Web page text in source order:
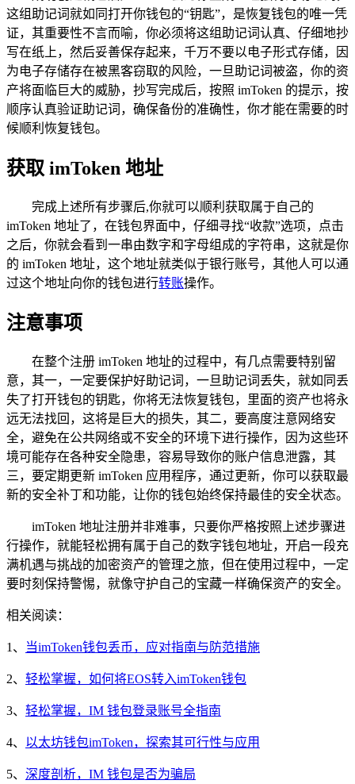
这组助记词就如同打开你钱包的“钥匙”，是恢复钱包的唯一凭
证，其重要性不言而喻，你必须将这组助记词认真、仔细地抄
写在纸上，然后妥善保存起来，千万不要以电子形式存储，因
为电子存储存在被黑客窃取的风险，一旦助记词被盗，你的资
产将面临巨大的威胁，抄写完成后，按照 imToken 的提示，按
顺序认真验证助记词，确保备份的准确性，你才能在需要的时
候顺利恢复钱包。
获取 imToken 地址
完成上述所有步骤后,你就可以顺利获取属于自己的
imToken 地址了，在钱包界面中，仔细寻找“收款”选项，点击
之后，你就会看到一串由数字和字母组成的字符串，这就是你
的 imToken 地址，这个地址就类似于银行账号，其他人可以通
过这个地址向你的钱包进行转账操作。
注意事项
在整个注册 imToken 地址的过程中，有几点需要特别留
意，其一，一定要保护好助记词，一旦助记词丢失，就如同丢
失了打开钱包的钥匙，你将无法恢复钱包，里面的资产也将永
远无法找回，这将是巨大的损失，其二，要高度注意网络安
全，避免在公共网络或不安全的环境下进行操作，因为这些环
境可能存在各种安全隐患，容易导致你的账户信息泄露，其
三，要定期更新 imToken 应用程序，通过更新，你可以获取最
新的安全补丁和功能，让你的钱包始终保持最佳的安全状态。
imToken 地址注册并非难事，只要你严格按照上述步骤进
行操作，就能轻松拥有属于自己的数字钱包地址，开启一段充
满机遇与挑战的加密资产的管理之旅，但在使用过程中，一定
要时刻保持警惕，就像守护自己的宝藏一样确保资产的安全。
相关阅读：
1、 当imToken钱包丢币，应对指南与防范措施
2、 轻松掌握，如何将EOS转入imToken钱包
3、 轻松掌握，IM 钱包登录账号全指南
4、 以太坊钱包imToken，探索其可行性与应用
5、 深度剖析，IM 钱包是否为骗局